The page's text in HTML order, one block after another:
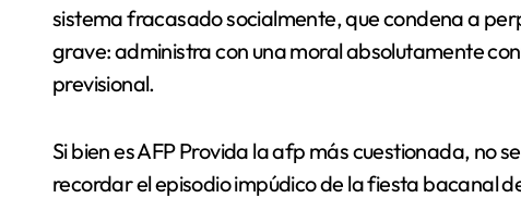
sistema fracasado socialmente, que condena a
grave: administra con una moral absolutamente
previsional.
Si bien es AFP Provida la afp más cuestionada, no
recordar el episodio impúdico de la fiesta bacanal